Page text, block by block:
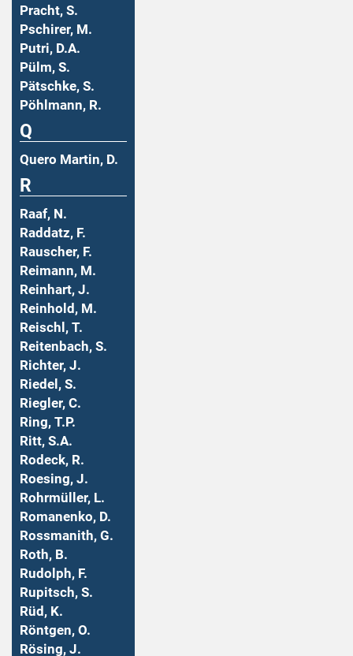
Pracht, S.
Pschirer, M.
Putri, D.A.
Pülm, S.
Pätschke, S.
Pöhlmann, R.
Q
Quero Martin, D.
R
Raaf, N.
Raddatz, F.
Rauscher, F.
Reimann, M.
Reinhart, J.
Reinhold, M.
Reischl, T.
Reitenbach, S.
Richter, J.
Riedel, S.
Riegler, C.
Ring, T.P.
Ritt, S.A.
Rodeck, R.
Roesing, J.
Rohrmüller, L.
Romanenko, D.
Rossmanith, G.
Roth, B.
Rudolph, F.
Rupitsch, S.
Rüd, K.
Röntgen, O.
Rösing, J.